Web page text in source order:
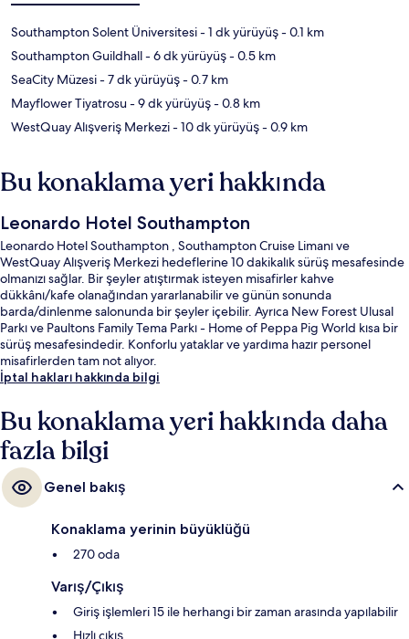
Southampton Solent Üniversitesi- 1 dk yürüyüş- 0.1 km
Southampton Guildhall- 6 dk yürüyüş- 0.5 km
SeaCity Müzesi- 7 dk yürüyüş- 0.7 km
Mayflower Tiyatrosu- 9 dk yürüyüş- 0.8 km
WestQuay Alışveriş Merkezi- 10 dk yürüyüş- 0.9 km
Bu konaklama yeri hakkında
Leonardo Hotel Southampton
Leonardo Hotel Southampton , Southampton Cruise Limanı ve
WestQuay Alışveriş Merkezi hedeflerine 10 dakikalık sürüş mesafesinde
olmanızı sağlar. Bir şeyler atıştırmak isteyen misafirler kahve
dükkânı/kafe olanağından yararlanabilir ve günün sonunda
barda/dinlenme salonunda bir şeyler içebilir. Ayrıca New Forest Ulusal
Parkı ve Paultons Family Tema Parkı - Home of Peppa Pig World kısa bir
sürüş mesafesindedir. Konforlu yataklar ve yardıma hazır personel
misafirlerden tam not alıyor.
İptal hakları hakkında bilgi
Bu konaklama yeri hakkında daha
fazla bilgi
Genel bakış
Konaklama yerinin büyüklüğü
270 oda
Varış/Çıkış
Giriş işlemleri 15 ile herhangi bir zaman arasında yapılabilir
Hızlı çıkış